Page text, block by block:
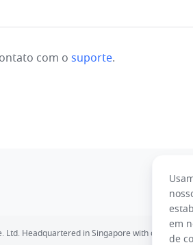
com o suporte.
Português
Ltd. Headquartered in Singapore with offices
em
de